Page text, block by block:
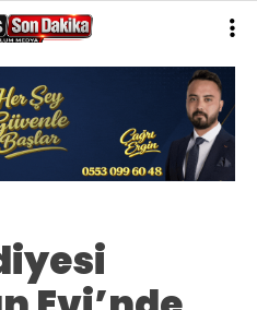
30.1
YAZARLAR